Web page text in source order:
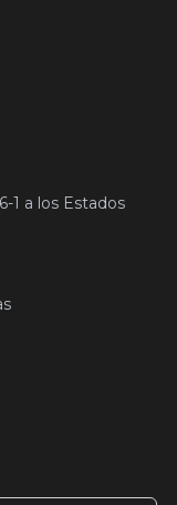
1 a los Estados